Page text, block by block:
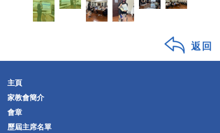
返回
主頁
家教會簡介
會章
歷屆主席名單